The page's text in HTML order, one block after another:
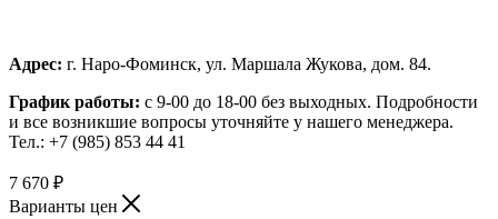
Адрес: г. Наро-Фоминск, ул. Маршала Жукова, дом. 84.
График работы: с 9-00 до 18-00 без выходных. Подробности
и все возникшие вопросы уточняйте у нашего менеджера.
Тел.: +7 (985) 853 44 41
7 670 ₽
Варианты цен